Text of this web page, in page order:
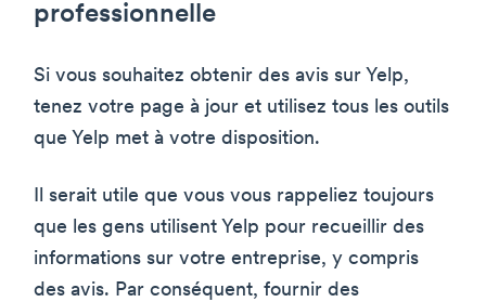
professionnelle
Si vous souhaitez obtenir des avis sur Yelp,
tenez votre page à jour et utilisez tous les outils
que Yelp met à votre disposition.
Il serait utile que vous vous rappeliez toujours
que les gens utilisent Yelp pour recueillir des
informations sur votre entreprise, y compris
des avis. Par conséquent, fournir des